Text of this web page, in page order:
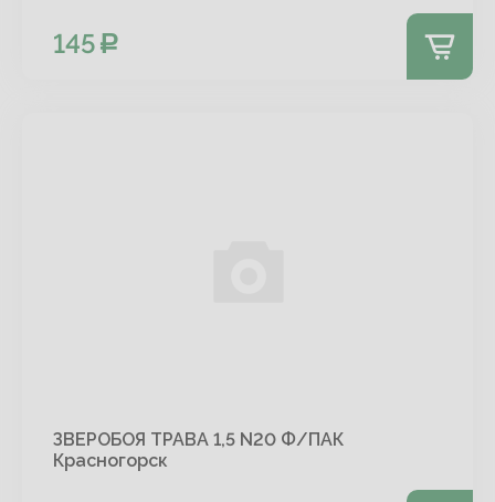
145
ЗВЕРОБОЯ ТРАВА 1,5 N20 Ф/ПАК
Красногорск